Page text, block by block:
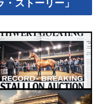
ストーリー」